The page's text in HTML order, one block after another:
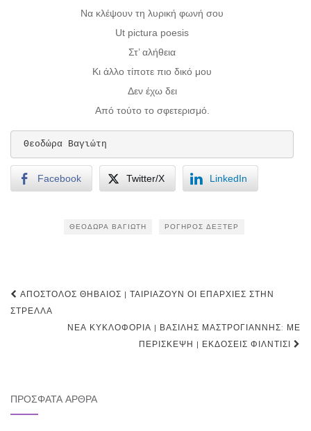
Να κλέψουν τη λυρική φωνή σου
Ut pictura poesis
Στ’ αλήθεια
Κι άλλο τίποτε πιο δικό μου
Δεν έχω δει
Από τούτο το σφετερισμό.
Θεοδώρα Βαγιώτη
Facebook Twitter/X LinkedIn
ΘΕΟΔΏΡΑ ΒΑΓΙΏΤΗ ΡΟΓΉΡΟΣ ΔΈΞΤΕΡ
Post
navigation
ΑΠΌΣΤΟΛΟΣ ΘΗΒΑΊΟΣ | ΤΑΙΡΙΆΖΟΥΝ ΟΙ ΕΠΑΡΧΊΕΣ ΣΤΗΝ
ΣΤΡΈΛΛΑ
ΝΈΑ ΚΥΚΛΟΦΟΡΊΑ | ΒΑΣΊΛΗΣ ΜΑΣΤΡΟΓΙΆΝΝΗΣ: ΜΕ
ΠΕΡΊΣΚΕΨΗ | ΕΚΔΌΣΕΙΣ ΦΊΛΝΤΙΣΙ
ΠΡΌΣΦΑΤΑ ΆΡΘΡΑ